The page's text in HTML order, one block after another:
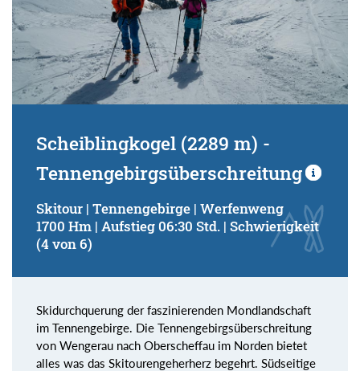
Scheiblingkogel (2289 m) -
Tennengebirgsüberschreitung
Skitour | Tennengebirge | Werfenweng
1700 Hm | Aufstieg 06:30 Std. | Schwierigkeit
(4 von 6)
Skidurchquerung der faszinierenden Mondlandschaft
im Tennengebirge. Die Tennengebirgsüberschreitung
von Wengerau nach Oberscheffau im Norden bietet
alles was das Skitourengeherherz begehrt. Südseitige